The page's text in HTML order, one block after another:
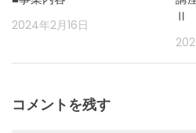
2024年2月16日
Ⅱ
コメントを残す